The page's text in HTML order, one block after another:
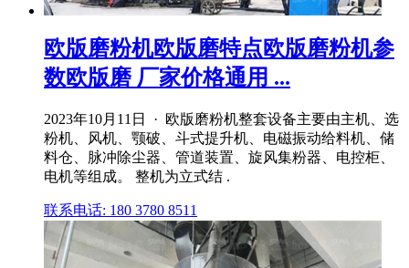
欧版磨粉机欧版磨特点欧版磨粉机参
数欧版磨 厂家价格通用 ...
2023年10月11日 · 欧版磨粉机整套设备主要由主机、选
粉机、风机、颚破、斗式提升机、电磁振动给料机、储
料仓、脉冲除尘器、管道装置、旋风集粉器、电控柜、
电机等组成。 整机为立式结 .
联系电话: 180 3780 8511